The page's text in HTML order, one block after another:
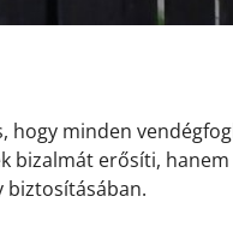
hogy minden
bizalmát erősíti,
biztosításában.